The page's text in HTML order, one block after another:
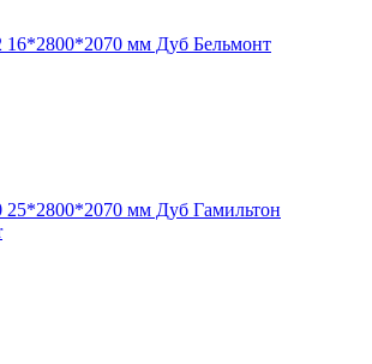
мм Дуб Бельмонт
мм Дуб Гамильтон